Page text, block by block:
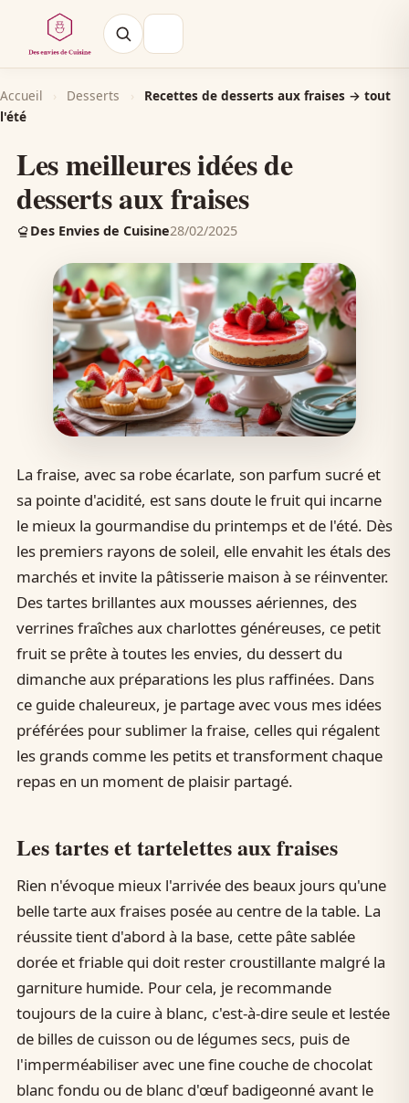
Accueil › Desserts ›
Recettes de desserts aux fraises → tout
l'été
Les meilleures idées de
desserts aux fraises
Des Envies de Cuisine28/02/2025
La fraise, avec sa robe écarlate, son parfum sucré et
sa pointe d'acidité, est sans doute le fruit qui incarne
le mieux la gourmandise du printemps et de l'été. Dès
les premiers rayons de soleil, elle envahit les étals des
marchés et invite la pâtisserie maison à se réinventer.
Des tartes brillantes aux mousses aériennes, des
verrines fraîches aux charlottes généreuses, ce petit
fruit se prête à toutes les envies, du dessert du
dimanche aux préparations les plus raffinées. Dans
ce guide chaleureux, je partage avec vous mes idées
préférées pour sublimer la fraise, celles qui régalent
les grands comme les petits et transforment chaque
repas en un moment de plaisir partagé.
Les tartes et tartelettes aux fraises
Rien n'évoque mieux l'arrivée des beaux jours qu'une
belle tarte aux fraises posée au centre de la table. La
réussite tient d'abord à la base, cette pâte sablée
dorée et friable qui doit rester croustillante malgré la
garniture humide. Pour cela, je recommande
toujours de la cuire à blanc, c'est-à-dire seule et lestée
de billes de cuisson ou de légumes secs, puis de
l'imperméabiliser avec une fine couche de chocolat
blanc fondu ou de blanc d'œuf badigeonné avant le